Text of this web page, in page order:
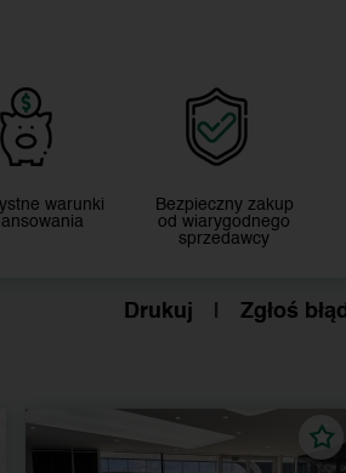
warunki
Bezpieczny zakup
od wiarygodnego
sprzedawcy
Drukuj Zgłoś błąd